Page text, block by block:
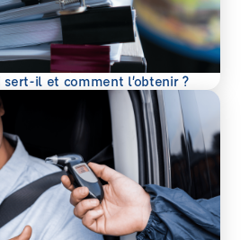
sert-il et comment l’obtenir ?